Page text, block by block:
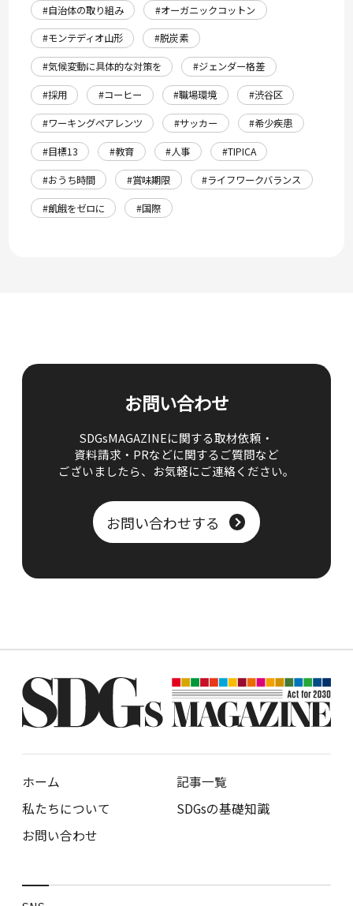
#自治体の取り組み
#オーガニックコットン
#モンテディオ山形
#脱炭素
#気候変動に具体的な対策を
#ジェンダー格差
#採用
#コーヒー #職場環境
#渋谷区
#ワーキングペアレンツ
#サッカー
#希少疾患
#目標13
#教育 #人事
#TIPICA
#おうち時間
#賞味期限
#ライフワークバランス
#飢餓をゼロに
#国際
お問い合わせ
SDGsMAGAZINEに関する取材依頼・
資料請求・PRなどに関するご質問など
ございましたら、 お気軽にご連絡ください。
お問い合わせする
ホーム
記事一覧
私たちについて
SDGsの基礎知識
お問い合わせ